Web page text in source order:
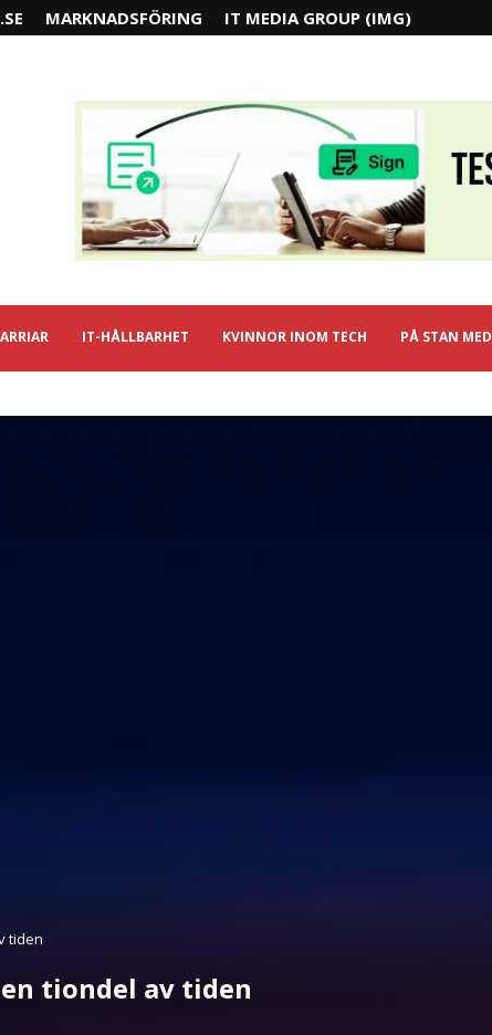
MARKNADSFÖRING IT MEDIA GROUP (IMG)
IT-HÅLLBARHET KVINNOR INOM TECH PÅ STAN MED
tiden
tiondel av tiden